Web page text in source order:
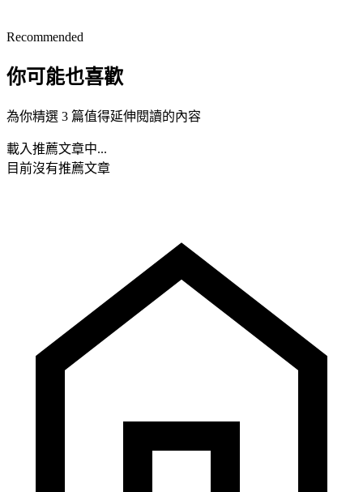
Recommended
你可能也喜歡
為你精選 3 篇值得延伸閱讀的內容
載入推薦文章中...
目前沒有推薦文章